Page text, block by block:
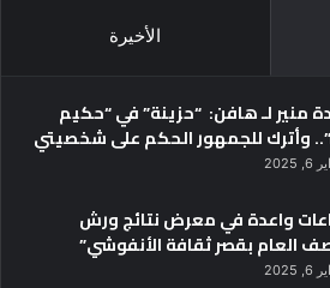
الأخيرة
منير لـ هافن: “حزينة” في “حكيم
وأترك للجمهور الحكم على شخصيتي
واعدة في معرض نتائج ورش
العام بقصر ثقافة الأنفوشي”